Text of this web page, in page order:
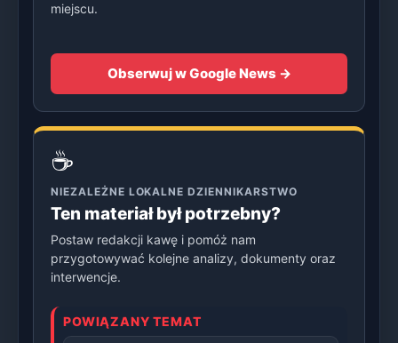
miejscu.
Obserwuj w Google News →
☕
NIEZALEŻNE LOKALNE DZIENNIKARSTWO
Ten materiał był potrzebny?
Postaw redakcji kawę i pomóż nam
przygotowywać kolejne analizy, dokumenty oraz
interwencje.
POWIĄZANY TEMAT